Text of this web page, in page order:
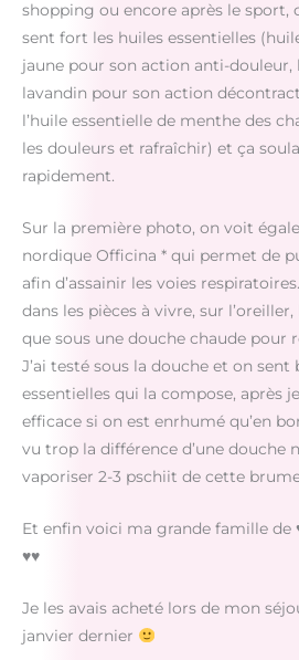
shopping ou encore après le sport,
sent fort les huiles essentielles
jaune pour son action anti-douleur,
lavandin pour son action
l’huile essentielle de menthe des
les douleurs et rafraîchir) et ça
rapidement.
Sur la première photo, on voit
nordique Officina * qui permet de
afin d’assainir les voies
dans les pièces à vivre, sur
que sous une douche chaude pour
J’ai testé sous la douche et on sent
essentielles qui la compose, après
efficace si on est enrhumé qu’en
vu trop la différence d’une douche
vaporiser 2-3 pschiit de cette
Et enfin voici ma grande famille de
♥♥
Je les avais acheté lors de mon
janvier dernier